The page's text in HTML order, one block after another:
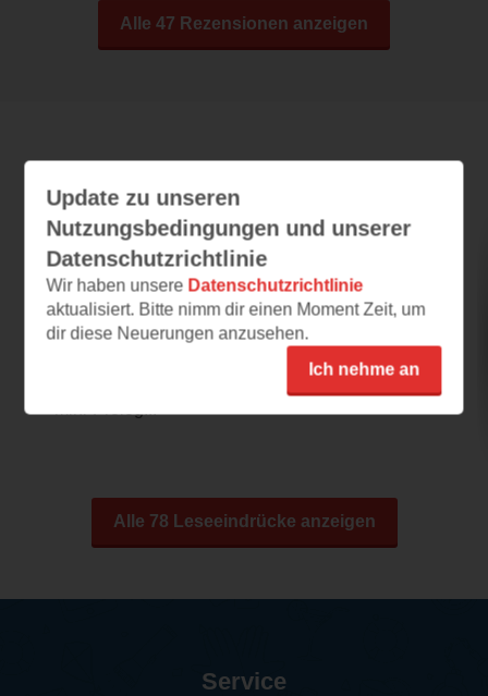
Alle 47 Rezensionen anzeigen
Glasgow Boys
03.08.2026 – 22:50
Besonderer Ton
Schon ab dem ersten Abschnitt möchte ich
Alle 78 Leseeindrücke anzeigen
Update zu unseren
Nutzungsbedingungen und unserer
Datenschutzrichtlinie
Wir haben unsere Datenschutzrichtlinie
aktualisiert. Bitte nimm dir einen Moment Zeit, um
dir diese Neuerungen anzusehen.
Ich nehme an
Service